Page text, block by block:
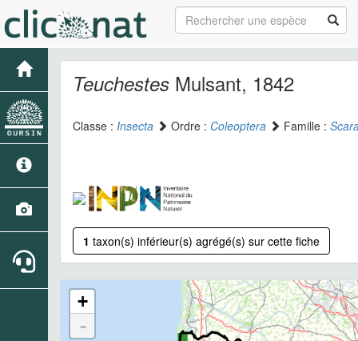
Teuchestes Mulsant, 1842
Classe : Insecta Ordre : Coleoptera Famille :
1 taxon(s) inférieur(s) agrégé(s) sur cette fiche
+
-